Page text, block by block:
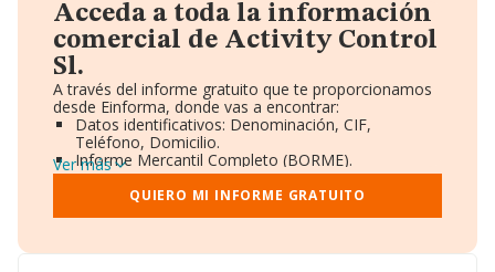
Acceda a toda la información
comercial de Activity Control
Sl.
A través del informe gratuito que te proporcionamos
desde Einforma, donde vas a encontrar:
Datos identificativos: Denominación, CIF,
Teléfono, Domicilio.
Informe Mercantil Completo (BORME).
Gráficos de Evolución Ventas y Empleados.
Consejo de Administración y Administradores.
Directivos y Ejecutivos.
Ver más
QUIERO MI INFORME GRATUITO